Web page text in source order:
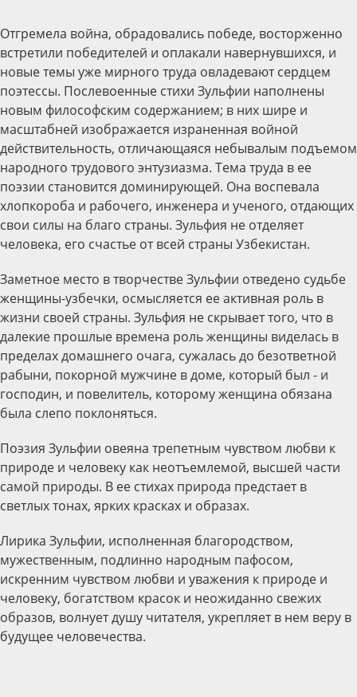
Отгремела война, обрадовались победе, восторженно
встретили победителей и оплакали навернувшихся, и
новые темы уже мирного труда овладевают сердцем
поэтессы. Послевоенные стихи Зульфии наполнены
новым философским содержанием; в них шире и
масштабней изображается израненная войной
действительность, отличающаяся небывалым подъемом
народного трудового энтузиазма. Тема труда в ее
поэзии становится доминирующей. Она воспевала
хлопкороба и рабочего, инженера и ученого, отдающих
свои силы на благо страны. Зульфия не отделяет
человека, его счастье от всей страны Узбекистан.
Заметное место в творчестве Зульфии отведено судьбе
женщины-узбечки, осмысляется ее активная роль в
жизни своей страны. Зульфия не скрывает того, что в
далекие прошлые времена роль женщины виделась в
пределах домашнего очага, сужалась до безответной
рабыни, покорной мужчине в доме, который был - и
господин, и повелитель, которому женщина обязана
была слепо поклоняться.
Поэзия Зульфии овеяна трепетным чувством любви к
природе и человеку как неотъемлемой, высшей части
самой природы. В ее стихах природа предстает в
светлых тонах, ярких красках и образах.
Лирика Зульфии, исполненная благородством,
мужественным, подлинно народным пафосом,
искренним чувством любви и уважения к природе и
человеку, богатством красок и неожиданно свежих
образов, волнует душу читателя, укрепляет в нем веру в
будущее человечества.